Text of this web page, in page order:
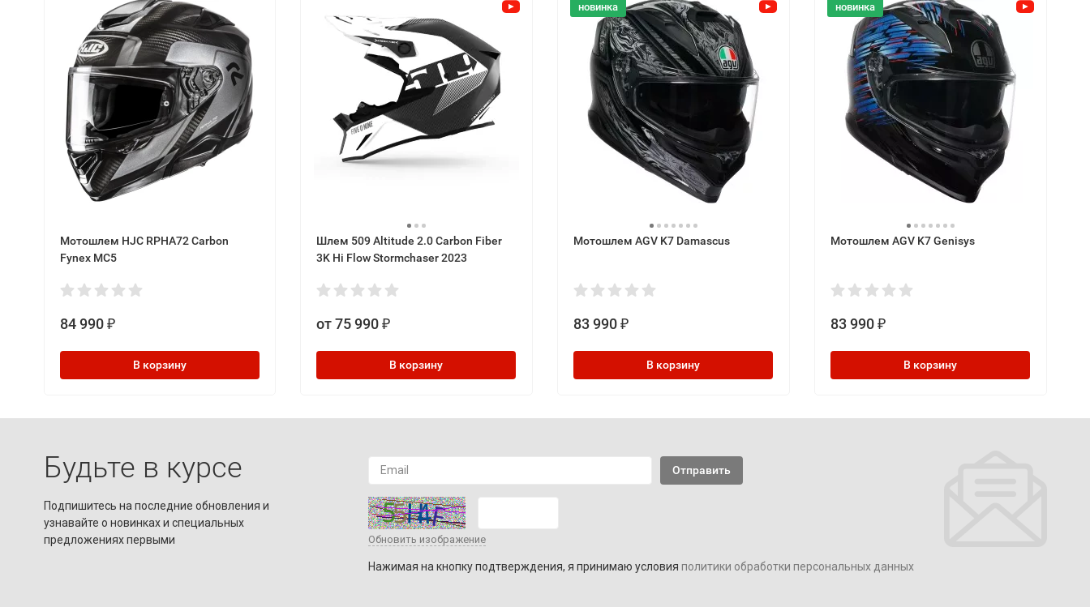
Мотошлем HJC RPHA72 Carbon
Fynex MC5
84 990 ₽
В корзину
Шлем 509 Altitude 2.0 Carbon Fiber
3K Hi Flow Stormchaser 2023
от 75 990₽
В корзину
новинка
Мотошлем AGV K7 Damascus
83 990 ₽
В корзину
новинка
Мотошлем AGV K7 Genisys
83 990 ₽
В корзину
Будьте в курсе
Подпишитесь на последние обновления и
узнавайте о новинках и специальных
предложениях первыми
Обновить изображение
Нажимая на кнопку подтверждения, я принимаю условия политики обработки персональных данных